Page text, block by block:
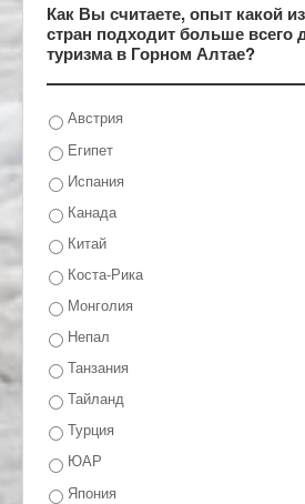
Как Вы считаете, опыт какой
стран подходит больше всего
туризма в Горном Алтае?
Австрия
Египет
Испания
Канада
Китай
Коста-Рика
Монголия
Непал
Танзания
Тайланд
Турция
ЮАР
Япония